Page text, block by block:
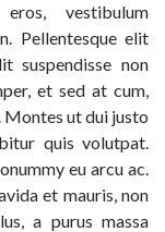
vestibulum
Pellentesque elit
suspendisse non
et sed at cum,
Montes ut dui justo
quis volutpat.
eu arcu ac.
et mauris, non
a purus massa